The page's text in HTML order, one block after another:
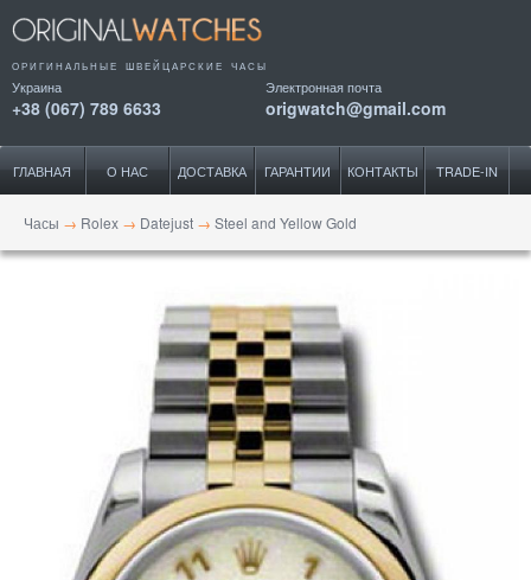
ОРИГИНАЛЬНЫЕ ШВЕЙЦАРСКИЕ ЧАСЫ
Украина
+38 (067) 789 6633
Электронная почта
origwatch@gmail.com
ГЛАВНАЯ О НАС ДОСТАВКА ГАРАНТИИ КОНТАКТЫ TRADE-IN
Часы → Rolex → Datejust → Steel and Yellow Gold